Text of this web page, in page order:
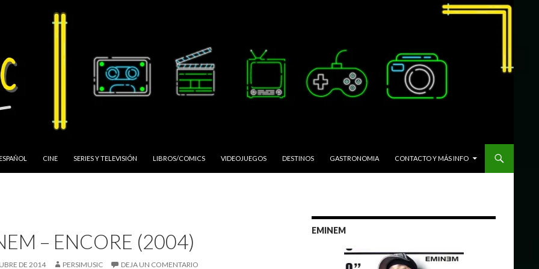
CINE SERIES Y TELEVISIÓN LIBROS/COMICS VIDEOJUEGOS DESTINOS GASTRONOMIA CONTACTO Y MÁS INFO
– ENCORE (2004)
DE 2014 PERSIMUSIC DEJA UN COMENTARIO
EMINEM